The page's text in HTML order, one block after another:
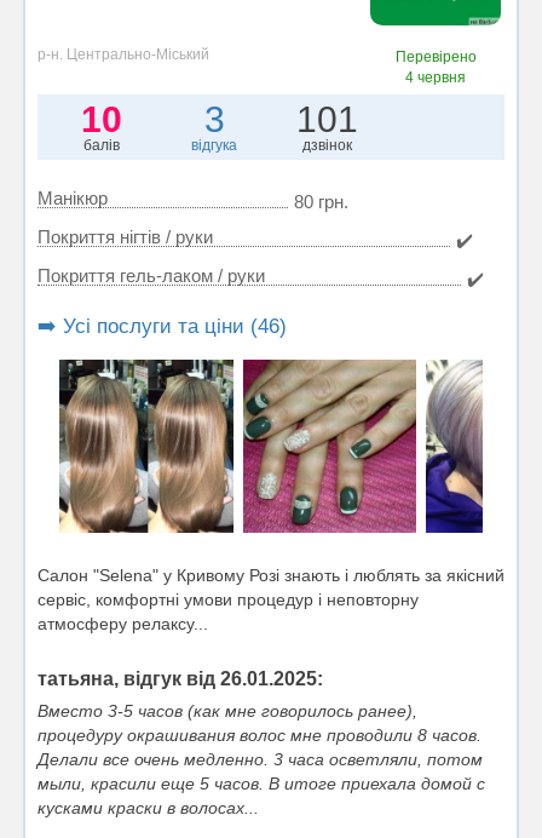
р-н. Центрально-Міський
Перевірено
4 червня
10
балів
3
відгука
101
дзвінок
Манікюр
80 грн.
Покриття нігтів / руки
✔️
Покриття гель-лаком / руки
✔️
➡️ Усі послуги та ціни (46)
Салон "Selena" у Кривому Розі знають і люблять за якісний
сервіс, комфортні умови процедур і неповторну
атмосферу релаксу...
татьяна, відгук від 26.01.2025:
Вместо 3-5 часов (как мне говорилось ранее),
процедуру окрашивания волос мне проводили 8 часов.
Делали все очень медленно. 3 часа осветляли, потом
мыли, красили еще 5 часов. В итоге приехала домой с
кусками краски в волосах...